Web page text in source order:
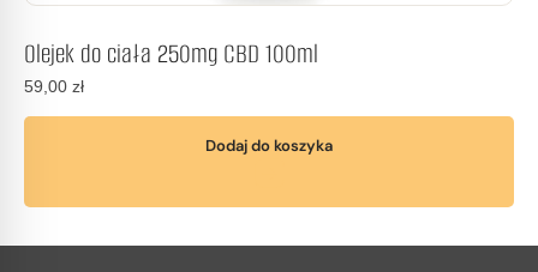
Olejek do ciała 250mg CBD 100ml
59,00 zł
Dodaj do koszyka